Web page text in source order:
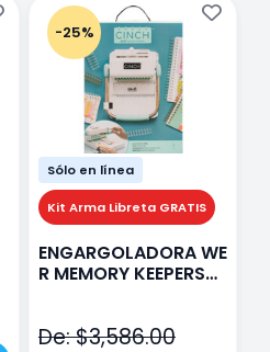
-25%
Sólo en línea
Kit Arma Libreta GRATIS
ENGARGOLADORA WE
R MEMORY KEEPERS
De: $3,586.00